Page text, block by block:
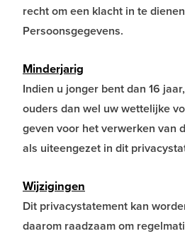
recht om een klacht in te
Persoonsgegevens.
Minderjarig
Indien u jonger bent dan 16
ouders dan wel uw wettelijke
geven voor het verwerken van
als uiteengezet in dit
Wijzigingen
Dit privacystatement kan
daarom raadzaam om